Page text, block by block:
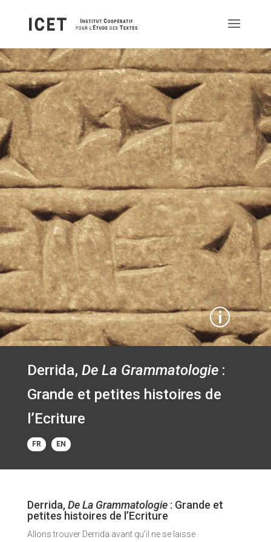
p
Derrida, De La Grammatologie:
Grande et petites histoires de
l’Ecriture
FR EN
Derrida,De La Grammatologie: Grande et
petites histoires de l’Ecriture
Allons trouver Derrida avant qu’il ne se laisse